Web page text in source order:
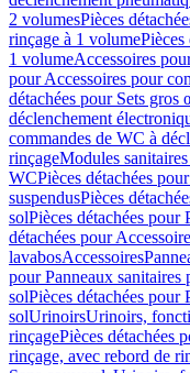
2 volumesPièces
rinçage à 1 volumePièces
1 volumeAccessoires
pour Accessoires pour
détachées pour Sets gros
déclenchement
commandes de WC à
rinçageModules
WCPièces détachées
suspendusPièces
solPièces détachées pour
détachées pour
lavabosAccessoires
pour Panneaux sanitaires
solPièces détachées pour
solUrinoirsUrinoirs,
rinçagePièces détachées
rinçage, avec rebord de